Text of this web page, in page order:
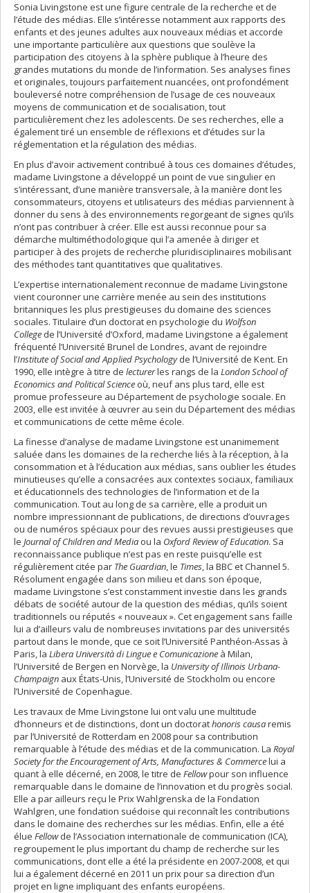
Sonia Livingstone est une figure centrale de la recherche et de
l’étude des médias. Elle s’intéresse notamment aux rapports des
enfants et des jeunes adultes aux nouveaux médias et accorde
une importante particulière aux questions que soulève la
participation des citoyens à la sphère publique à l’heure des
grandes mutations du monde de l’information. Ses analyses fines
et originales, toujours parfaitement nuancées, ont profondément
bouleversé notre compréhension de l’usage de ces nouveaux
moyens de communication et de socialisation, tout
particulièrement chez les adolescents. De ses recherches, elle a
également tiré un ensemble de réflexions et d’études sur la
réglementation et la régulation des médias.
En plus d’avoir activement contribué à tous ces domaines d’études,
madame Livingstone a développé un point de vue singulier en
s’intéressant, d’une manière transversale, à la manière dont les
consommateurs, citoyens et utilisateurs des médias parviennent à
donner du sens à des environnements regorgeant de signes qu’ils
n’ont pas contribuer à créer. Elle est aussi reconnue pour sa
démarche multiméthodologique qui l’a amenée à diriger et
participer à des projets de recherche pluridisciplinaires mobilisant
des méthodes tant quantitatives que qualitatives.
L’expertise internationalement reconnue de madame Livingstone
vient couronner une carrière menée au sein des institutions
britanniques les plus prestigieuses du domaine des sciences
sociales. Titulaire d’un doctorat en psychologie du Wolfson
College de l’Université d’Oxford, madame Livingstone a également
fréquenté l’Université Brunel de Londres, avant de rejoindre
l’Institute of Social and Applied Psychologyde l’Université de Kent. En
1990, elle intègre à titre de lecturerles rangs de la London School of
Economics and Political Science où, neuf ans plus tard, elle est
promue professeure au Département de psychologie sociale. En
2003, elle est invitée à œuvrer au sein du Département des médias
et communications de cette même école.
La finesse d’analyse de madame Livingstone est unanimement
saluée dans les domaines de la recherche liés à la réception, à la
consommation et à l’éducation aux médias, sans oublier les études
minutieuses qu’elle a consacrées aux contextes sociaux, familiaux
et éducationnels des technologies de l’information et de la
communication. Tout au long de sa carrière, elle a produit un
nombre impressionnant de publications, de directions d’ouvrages
ou de numéros spéciaux pour des revues aussi prestigieuses que
le Journal of Children and Media ou la Oxford Review of Education. Sa
reconnaissance publique n’est pas en reste puisqu’elle est
régulièrement citée par The Guardian, le Times, la BBC et Channel 5.
Résolument engagée dans son milieu et dans son époque,
madame Livingstone s’est constamment investie dans les grands
débats de société autour de la question des médias, qu’ils soient
traditionnels ou réputés « nouveaux ». Cet engagement sans faille
lui a d’ailleurs valu de nombreuses invitations par des universités
partout dans le monde, que ce soit l’Université Panthéon-Assas à
Paris, la Libera Università di Lingue e Comunicazione à Milan,
l’Université de Bergen en Norvège, la University of Illinois Urbana-
Champaign aux États-Unis, l’Université de Stockholm ou encore
l’Université de Copenhague.
Les travaux de Mme Livingstone lui ont valu une multitude
d’honneurs et de distinctions, dont un doctorathonoris causaremis
par l’Université de Rotterdam en 2008 pour sa contribution
remarquable à l’étude des médias et de la communication. La Royal
Society for the Encouragement of Arts, Manufactures & Commercelui a
quant à elle décerné, en 2008, le titre de Fellowpour son influence
remarquable dans le domaine de l’innovation et du progrès social.
Elle a par ailleurs reçu le Prix Wahlgrenska de la Fondation
Wahlgren, une fondation suédoise qui reconnaît les contributions
dans le domaine des recherches sur les médias. Enfin, elle a été
élue Fellowde l’Association internationale de communication (ICA),
regroupement le plus important du champ de recherche sur les
communications, dont elle a été la présidente en 2007-2008, et qui
lui a également décerné en 2011 un prix pour sa direction d’un
projet en ligne impliquant des enfants européens.